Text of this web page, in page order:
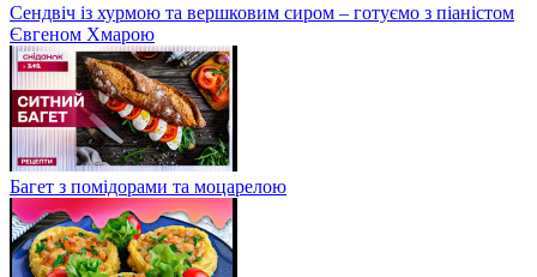
Сендвіч із хурмою та вершковим сиром – готуємо з піаністом
Євгеном Хмарою
Багет з помідорами та моцарелою